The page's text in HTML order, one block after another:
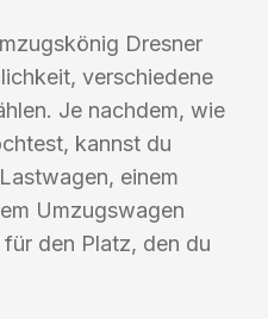
Dresner
verschiedene
Je nachdem, wie
kannst du
einem
Umzugswagen
den Platz, den du